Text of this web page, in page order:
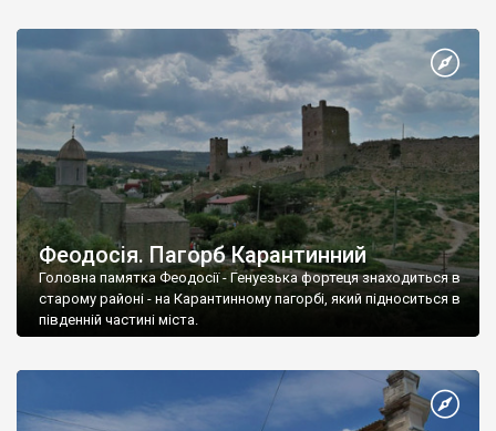
Феодосія. Пагорб Карантинний
Головна памятка Феодосії - Генуезька фортеця знаходиться в
старому районі - на Карантинному пагорбі, який підноситься в
південній частині міста.